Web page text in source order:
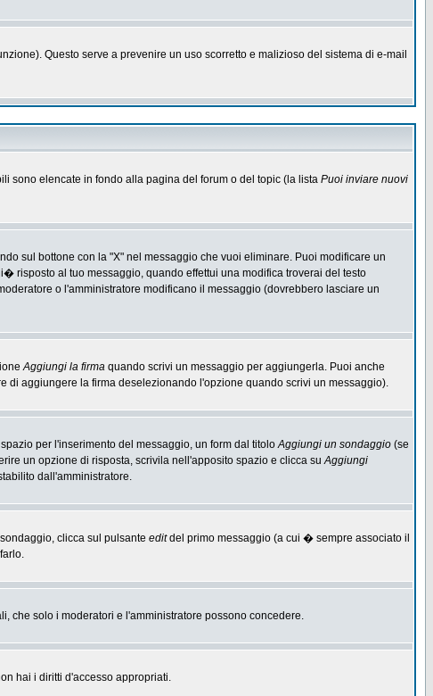
Questo serve a prevenire un uso scorretto e malizioso del sistema di e-mail
sono elencate in fondo alla pagina del forum o del topic (la lista Puoi inviare nuovi
sul bottone con la "X" nel messaggio che vuoi eliminare. Puoi modificare un
risposto al tuo messaggio, quando effettui una modifica troverai del testo
o l'amministratore modificano il messaggio (dovrebbero lasciare un
Aggiungi la firma quando scrivi un messaggio per aggiungerla. Puoi anche
di aggiungere la firma deselezionando l'opzione quando scrivi un messaggio).
per l'inserimento del messaggio, un form dal titoloAggiungi un sondaggio (se
un opzione di risposta, scrivila nell'apposito spazio e clicca suAggiungi
dall'amministratore.
clicca sul pulsante editdel primo messaggio (a cui � sempre associato il
che solo i moderatori e l'amministratore possono concedere.
hai i diritti d'accesso appropriati.